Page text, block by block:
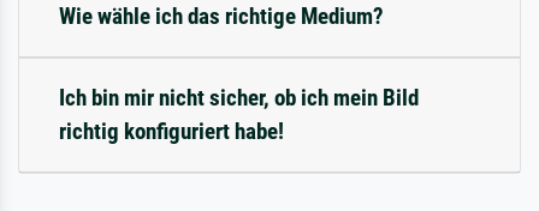
Wie wähle ich das richtige Medium?
Ich bin mir nicht sicher, ob ich mein Bild
richtig konfiguriert habe!